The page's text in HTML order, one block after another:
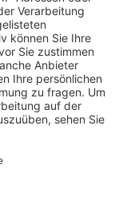
wissen. Wie
zu Hause?
des
Reporter
haben sich im
testen
Test mit der
2 Antigen Test
anderem